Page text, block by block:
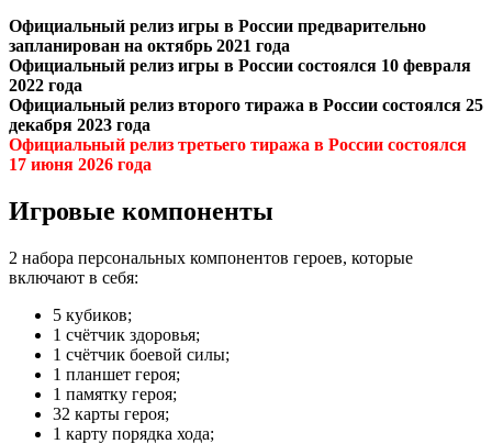
Официальный релиз игры в России предварительно
запланирован на октябрь 2021 года
Официальный релиз игры в России состоялся 10 февраля
2022 года
Официальный релиз второго тиража в России состоялся 25
декабря 2023 года
Официальный релиз третьего тиража в России состоялся
17 июня 2026 года
Игровые компоненты
2 набора персональных компонентов героев, которые
включают в себя:
5 кубиков;
1 счётчик здоровья;
1 счётчик боевой силы;
1 планшет героя;
1 памятку героя;
32 карты героя;
1 карту порядка хода;